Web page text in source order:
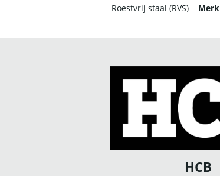
Roestvrij staal (RVS) Merk
HCB